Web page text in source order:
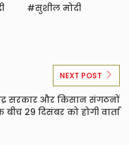
सुशील मोदी
NEXT POST
सरकार और किसान संगठनों
बीच 29 दिसंबर को होगी वार्ता